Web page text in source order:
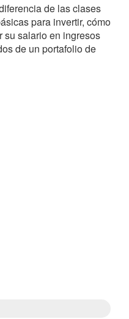
de las clases
para invertir, cómo
su salario en ingresos
de un portafolio de